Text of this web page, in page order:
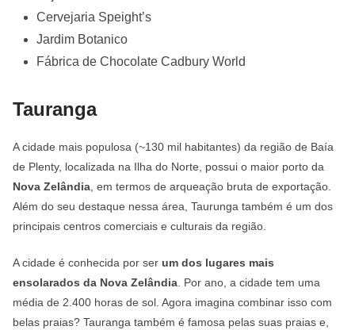
Cervejaria Speight’s
Jardim Botanico
Fábrica de Chocolate Cadbury World
Tauranga
A cidade mais populosa (~130 mil habitantes) da região de Baía
de Plenty, localizada na Ilha do Norte, possui o maior porto da
Nova Zelândia , em termos de arqueação bruta de exportação.
Além do seu destaque nessa área, Taurunga também é um dos
principais centros comerciais e culturais da região.
A cidade é conhecida por ser um dos lugares mais
ensolarados da Nova Zelândia . Por ano, a cidade tem uma
média de 2.400 horas de sol. Agora imagina combinar isso com
belas praias? Tauranga também é famosa pelas suas praias e,